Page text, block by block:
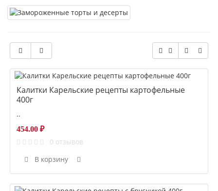
Калитки Карельские рецепты картофельные
400г
..
454.00 ₽
0 отзывов
В корзину